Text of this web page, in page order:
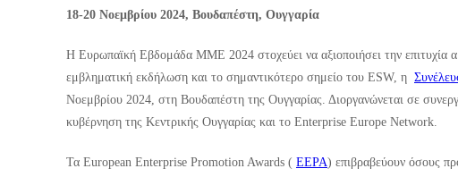
18-20 Νοεμβρίου 2024, Βουδαπέστη, Ουγγαρία
Η Ευρωπαϊκή Εβδομάδα ΜΜΕ 2024 στοχεύει να αξιοποιήσει την επιτυχία
εμβληματική εκδήλωση και το σημαντικότερο σημείο του ESW, η
Νοεμβρίου 2024, στη Βουδαπέστη της Ουγγαρίας. Διοργανώνεται σε
κυβέρνηση της Κεντρικής Ουγγαρίας και το Enterprise Europe Network.
Τα European Enterprise Promotion Awards ( EEPA) επιβραβεύουν όσους